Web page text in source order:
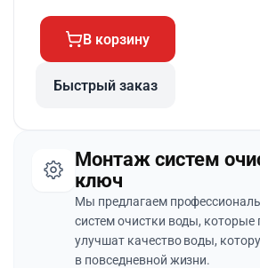
В корзину
Быстрый заказ
Монтаж систем
ключ
Мы предлагаем
систем очистки воды, которые
улучшат качество воды,
в повседневной жизни.